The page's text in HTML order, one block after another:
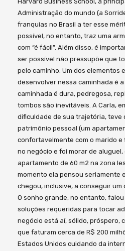
Administração do mundo (a
franquias no Brasil a ter esse
possível, no entanto, traz uma
com “é fácil”. Além disso, é
ser possível não pressupõe que
pelo caminho. Um dos elementos
desenvolver nessa caminhada é
caminhada é dura, pedregosa,
tombos são inevitáveis. A Carla,
dificuldade de sua trajetória, teve
patrimônio pessoal (um
confortavelmente com o marido e
no negócio e foi morar de
apartamento de 60 m2 na zona
momento ela pensou seriamente
chegou, inclusive, a conseguir
O sonho grande, no entanto,
soluções requeridas para tocar
negócio está aí, sólido, próspero,
que faturam cerca de R$ 200
Estados Unidos cuidando da